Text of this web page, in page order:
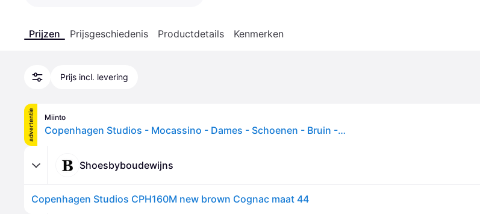
Prijzen Prijsgeschiedenis Productdetails Kenmerken
Prijs incl. levering
advertentie Miinto
Copenhagen Studios - Mocassino - Dames - Schoenen - Bruin - Maat: 37 EU Leer
Shoesbyboudewijns
Copenhagen Studios CPH160M new brown Cognac maat 44